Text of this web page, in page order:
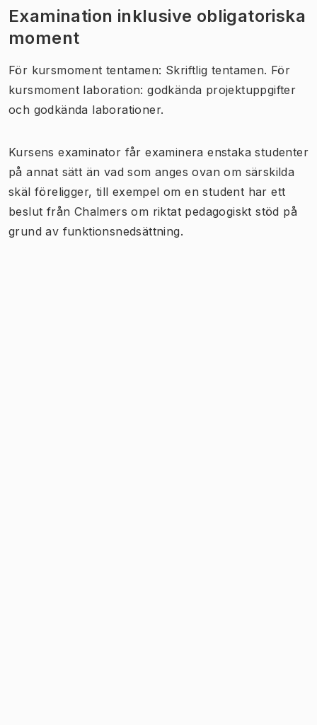
Examination inklusive obligatoriska
moment
För kursmoment tentamen: Skriftlig tentamen. För
kursmoment laboration: godkända projektuppgifter
och godkända laborationer.
Kursens examinator får examinera enstaka studenter
på annat sätt än vad som anges ovan om särskilda
skäl föreligger, till exempel om en student har ett
beslut från Chalmers om riktat pedagogiskt stöd på
grund av funktionsnedsättning.